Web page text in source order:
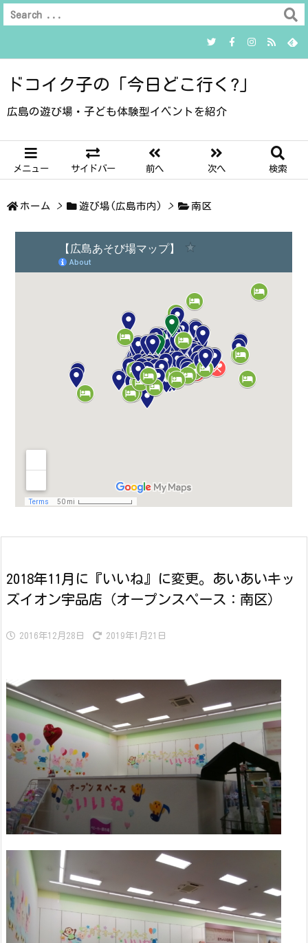
ドコイク子の「今日どこ行く?」
広島の遊び場・子ども体験型イベントを紹介
メニュー サイドバー 前へ 次へ 検索
ホーム > 遊び場(広島市内) > 南区
2018年11月に『いいね』に変更。あいあいキッ
ズイオン宇品店（オープンスペース：南区）
2016年12月28日 2019年1月21日